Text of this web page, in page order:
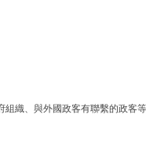
織、與外國政客有聯繫的政客